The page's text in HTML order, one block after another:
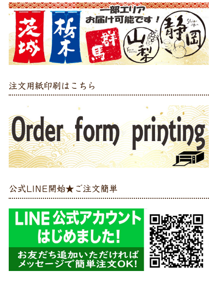
注文用紙印刷はこちら
公式LINE開始★ご注文簡単